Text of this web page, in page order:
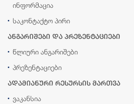
ინფორმაცია
საკონტაქტო პირი
ანგარიშები და პრეზენტაციები
წლიური ანგარიშები
პრეზენტაციები
ადამიანური რესურსის მართვა
ვაკანსია